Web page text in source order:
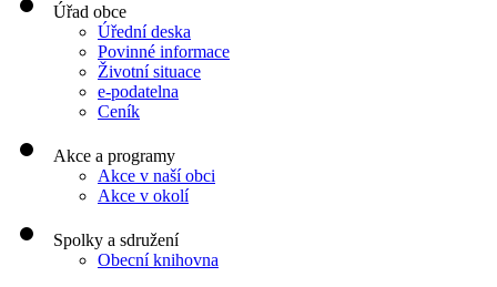
Úřad obce
Úřední deska
Povinné informace
Životní situace
e-podatelna
Ceník
Akce a programy
Akce v naší obci
Akce v okolí
Spolky a sdružení
Obecní knihovna